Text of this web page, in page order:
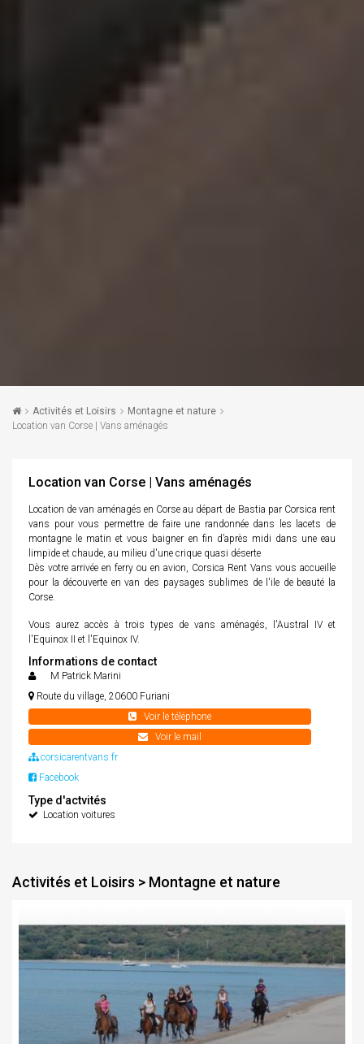
Activités et Loisirs
Montagne et nature
Location van Corse | Vans aménagés
Location van Corse | Vans aménagés
Location de van aménagés en Corse au départ de Bastia par Corsica rent
vans pour vous permettre de faire une randonnée dans les lacets de
montagne le matin et vous baigner en fin d’après midi dans une eau
limpide et chaude, au milieu d'une crique quasi déserte
Dès votre arrivée en ferry ou en avion, Corsica Rent Vans vous accueille
pour la découverte en van des paysages sublimes de l'ile de beauté la
Corse.
Vous aurez accès à trois types de vans aménagés, l'Austral IV et
l'Equinox II et l'Equinox IV.
Informations de contact
M Patrick Marini
Route du village, 20600 Furiani
+33 06 18 83 15 76 Voir le téléphone
corsica.rent.vans@gmail.com
Voir le mail
corsicarentvans.fr
Facebook
Type d'actvités
Location voitures
Activités et Loisirs > Montagne et nature